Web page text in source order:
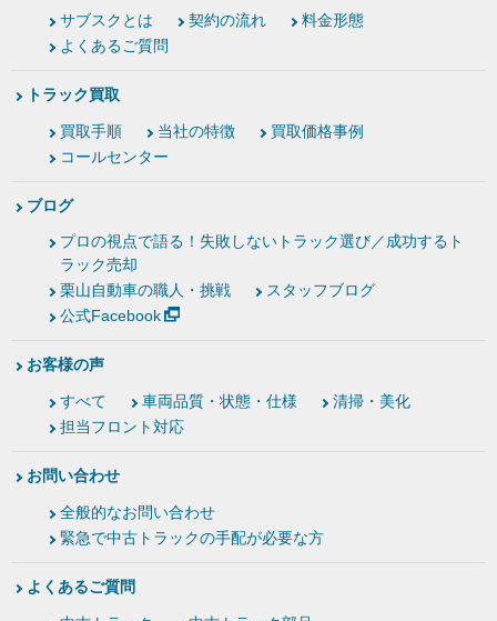
サブスクとは
契約の流れ
料金形態
よくあるご質問
トラック買取
買取手順 当社の特徴
買取価格事例
コールセンター
ブログ
プロの視点で語る！失敗しないトラック選び／成功するト
ラック売却
栗山自動車の職人・挑戦
スタッフブログ
公式Facebook
お客様の声
すべて 車両品質・状態・仕様
清掃・美化
担当フロント対応
お問い合わせ
全般的なお問い合わせ
緊急で中古トラックの手配が必要な方
よくあるご質問